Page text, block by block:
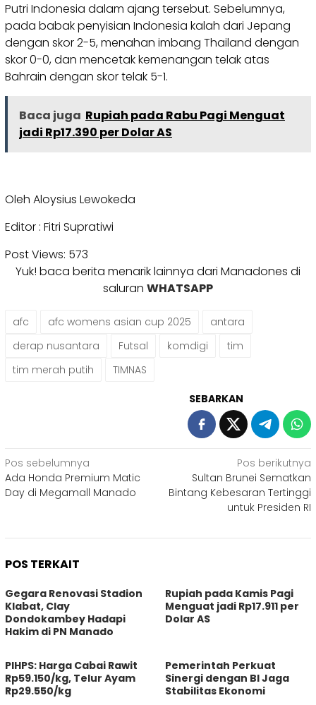
Putri Indonesia dalam ajang tersebut. Sebelumnya,
pada babak penyisian Indonesia kalah dari Jepang
dengan skor 2-5, menahan imbang Thailand dengan
skor 0-0, dan mencetak kemenangan telak atas
Bahrain dengan skor telak 5-1.
Baca juga Rupiah pada Rabu Pagi Menguat
jadi Rp17.390 per Dolar AS
Oleh Aloysius Lewokeda
Editor : Fitri Supratiwi
Post Views: 573
Yuk! baca berita menarik lainnya dari Manadones di
saluran WHATSAPP
afc afc womens asian cup 2025
antara
derap nusantara
Futsal komdigi
tim
tim merah putih
TIMNAS
SEBARKAN
Navigasi
pos
Pos sebelumnya
Ada Honda Premium Matic
Day di Megamall Manado
Pos berikutnya
Sultan Brunei Sematkan
Bintang Kebesaran Tertinggi
untuk Presiden RI
POS TERKAIT
Gegara Renovasi Stadion
Klabat, Clay
Dondokambey Hadapi
Hakim di PN Manado
Rupiah pada Kamis Pagi
Menguat jadi Rp17.911 per
Dolar AS
PIHPS: Harga Cabai Rawit
Rp59.150/kg, Telur Ayam
Rp29.550/kg
Pemerintah Perkuat
Sinergi dengan BI Jaga
Stabilitas Ekonomi